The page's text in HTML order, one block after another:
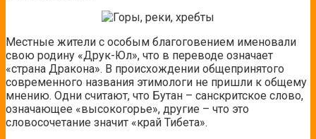
Местные жители с особым благоговением именовали
свою родину «Друк-Юл», что в переводе означает
«страна Дракона». В происхождении общепринятого
современного названия этимологи не пришли к общему
мнению. Одни считают, что Бутан – санскритское слово,
означающее «высокогорье», другие – что это
словосочетание значит «край Тибета».